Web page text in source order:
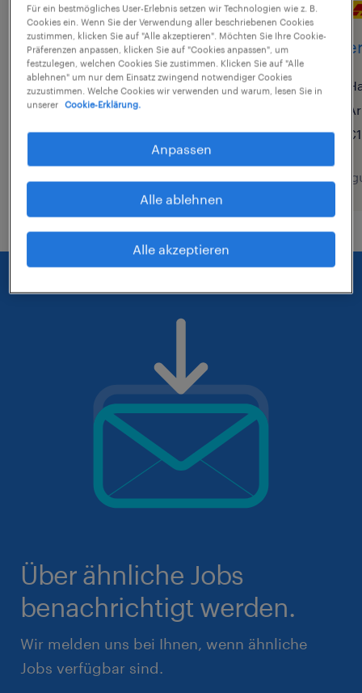
Lagerarbeiter (m/w/d)
Hösbach, Bayern
Arbeitnehmerüberlassung
€14,96 - €15,00 pro Stunde
5.
Über ähnliche Jobs
benachrichtigt werden.
Wir melden uns bei Ihnen, wenn ähnliche
Jobs verfügbar sind.
Für ein bestmögliches User-Erlebnis setzen wir Technologien wie z. B.
Cookies ein. Wenn Sie der Verwendung aller beschriebenen Cookies
zustimmen, klicken Sie auf "Alle akzeptieren". Möchten Sie Ihre Cookie-
Präferenzen anpassen, klicken Sie auf "Cookies anpassen", um
festzulegen, welchen Cookies Sie zustimmen. Klicken Sie auf "Alle
ablehnen" um nur dem Einsatz zwingend notwendiger Cookies
zuzustimmen. Welche Cookies wir verwenden und warum, lesen Sie in
unserer
Cookie-Erklärung.
Anpassen
Alle ablehnen
Alle akzeptieren